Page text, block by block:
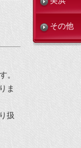
。
ま
扱
その他